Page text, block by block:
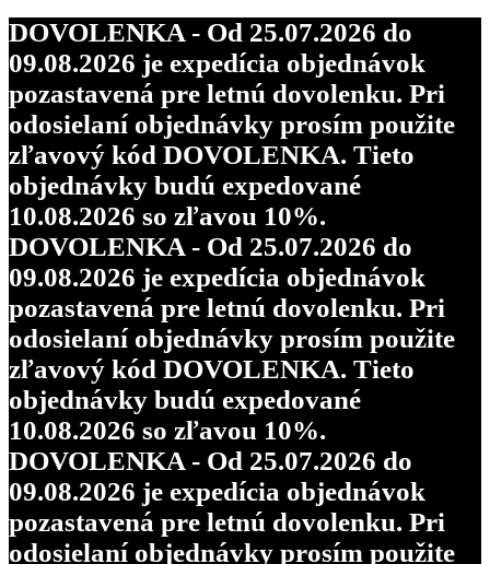
DOVOLENKA - Od 25.07.2026 do
09.08.2026 je expedícia objednávok
pozastavená pre letnú dovolenku. Pri
odosielaní objednávky prosím použite
zľavový kód DOVOLENKA. Tieto
objednávky budú expedované
10.08.2026 so zľavou 10%.
DOVOLENKA - Od 25.07.2026 do
09.08.2026 je expedícia objednávok
pozastavená pre letnú dovolenku. Pri
odosielaní objednávky prosím použite
zľavový kód DOVOLENKA. Tieto
objednávky budú expedované
10.08.2026 so zľavou 10%.
DOVOLENKA - Od 25.07.2026 do
09.08.2026 je expedícia objednávok
pozastavená pre letnú dovolenku. Pri
odosielaní objednávky prosím použite